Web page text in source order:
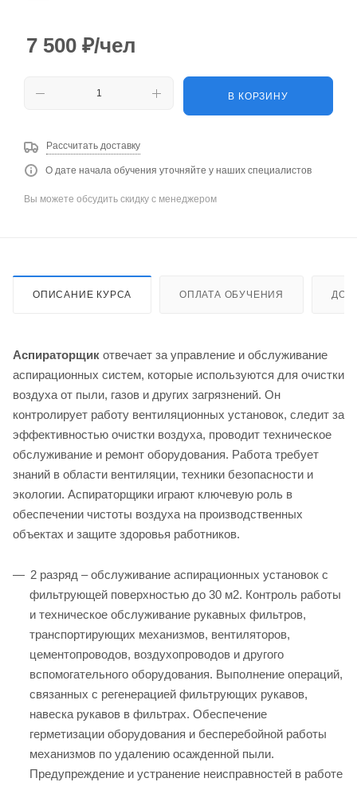
7 500 ₽/чел
В КОРЗИНУ
Рассчитать доставку
О дате начала обучения уточняйте у наших специалистов
Вы можете обсудить скидку с менеджером
ОПИСАНИЕ КУРСА ОПЛАТА ОБУЧЕНИЯ
Аспираторщик отвечает за управление и обслуживание
аспирационных систем, которые используются для очистки
воздуха от пыли, газов и других загрязнений. Он
контролирует работу вентиляционных установок, следит за
эффективностью очистки воздуха, проводит техническое
обслуживание и ремонт оборудования. Работа требует
знаний в области вентиляции, техники безопасности и
экологии. Аспираторщики играют ключевую роль в
обеспечении чистоты воздуха на производственных
объектах и защите здоровья работников.
2 разряд – обслуживание аспирационных установок с
фильтрующей поверхностью до 30 м2. Контроль работы
и техническое обслуживание рукавных фильтров,
транспортирующих механизмов, вентиляторов,
цементопроводов, воздухопроводов и другого
вспомогательного оборудования. Выполнение операций,
связанных с регенерацией фильтрующих рукавов,
навеска рукавов в фильтрах. Обеспечение
герметизации оборудования и бесперебойной работы
механизмов по удалению осажденной пыли.
Предупреждение и устранение неисправностей в работе